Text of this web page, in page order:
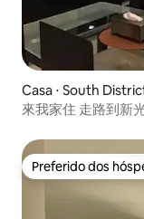
Casa ⋅ South
來我家住 走路到新
Preferido dos
Preferido dos